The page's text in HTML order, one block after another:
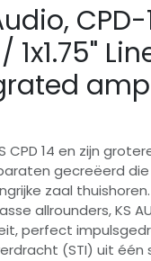
1x1.75"
CPD 14 en zijn
gecreëerd
zaal
allrounders, KS
perfect
(STI) uit één